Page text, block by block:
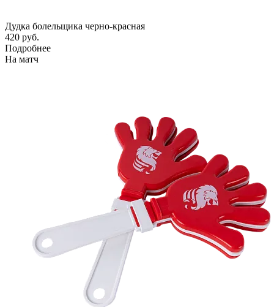
Дудка болельщика черно-красная
420 руб.
Подробнее
На матч